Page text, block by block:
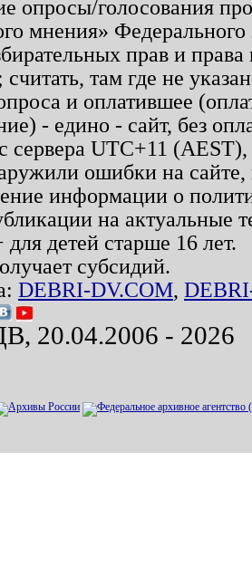
опросы/голосования
мнения»
прав и
там где не
и оплатившее
- едино - сайт, без
сервера UTC+11
ошибки на
информации о
на актуальные
детей старше 16 лет.
субсидий.
DEBRI-DV.COM,
20.04.2006 - 2026